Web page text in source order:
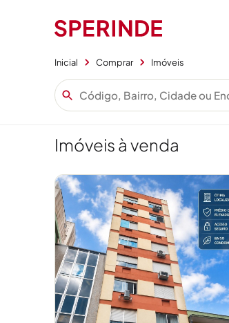
Inicial Comprar Imóveis
Imóveis à venda